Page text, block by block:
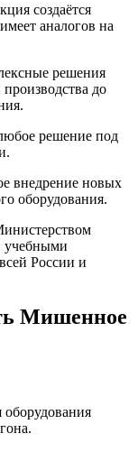
создаётся
аналогов на
решения
до
решение под
внедрение новых
оборудования.
учебными
России и
Мишенное
оборудования